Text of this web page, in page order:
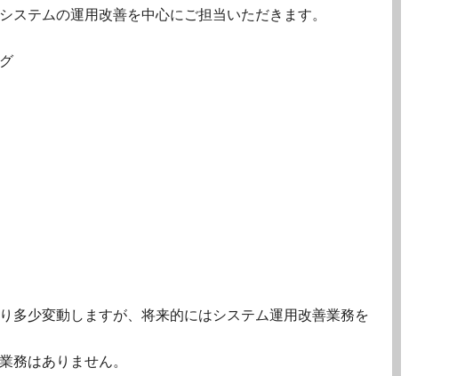
ステムの運用改善を中心にご担当いただきます。
多少変動しますが、将来的にはシステム運用改善業務を
務はありません。